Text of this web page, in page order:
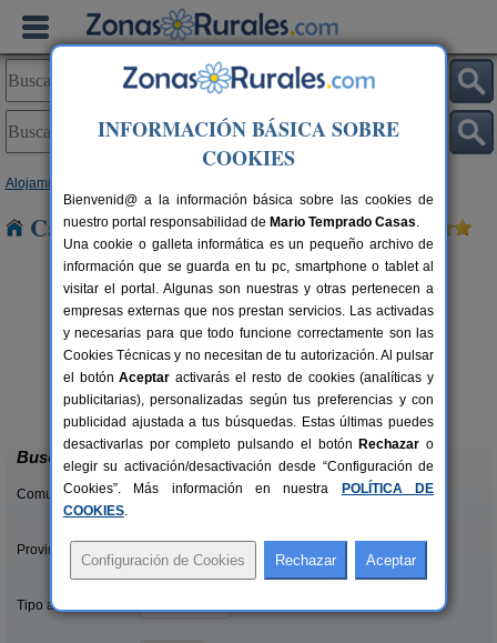
Alojamientos
Casas Rurales cerca de Carballo
20+5 pers.
desde30 €
Casa Castiñeira
Muxía (A Coruña)
Buscar
Comunidades:
Provincias/Islas:
Tipo alquiler:
INFORMACIÓN BÁSICA SOBRE
COOKIES
Bienvenid@ a la información básica sobre las cookies de
nuestro portal responsabilidad de Mario Temprado Casas.
Una cookie o galleta informática es un pequeño archivo de
información que se guarda en tu pc, smartphone o tablet al
visitar el portal. Algunas son nuestras y otras pertenecen a
empresas externas que nos prestan servicios. Las activadas
y necesarias para que todo funcione correctamente son las
Cookies Técnicas y no necesitan de tu autorización. Al pulsar
el botónAceptar activarás el resto de cookies (analíticas y
publicitarias), personalizadas según tus preferencias y con
publicidad ajustada a tus búsquedas. Estas últimas puedes
desactivarlas por completo pulsando el botón Rechazar o
elegir su activación/desactivación desde “Configuración de
Cookies”. Más información en nuestra
POLÍTICA DE
COOKIES.